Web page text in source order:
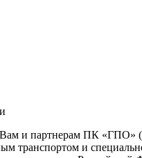
и партнерам ПК «ГПО»
транспортом и